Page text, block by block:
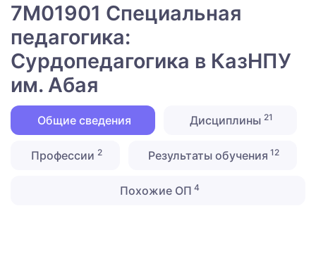
7M01901 Специальная
педагогика:
Сурдопедагогика в КазНПУ
им. Абая
Общие сведения Дисциплины21
Профессии 2 Результаты обучения 12
Похожие ОП 4